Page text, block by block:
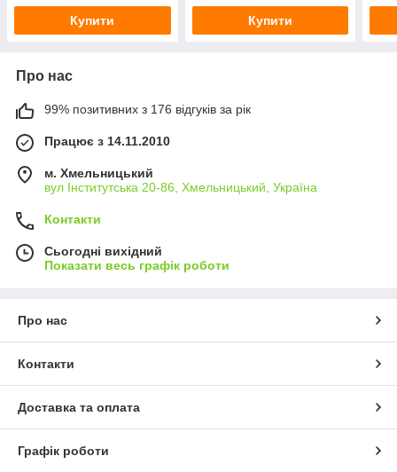
Купити Купити
Про нас
99% позитивних з 176 відгуків за рік
Працює з 14.11.2010
м. Хмельницький
вул Інститутська 20-86, Хмельницький, Україна
Контакти
Сьогодні вихідний
Показати весь графік роботи
Про нас
Контакти
Доставка та оплата
Графік роботи